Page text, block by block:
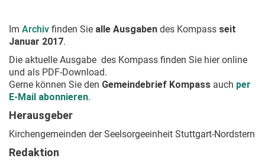
Im Archiv finden Sie alle Ausgaben des Kompass seit
Januar 2017.
Die aktuelle Ausgabe des Kompass finden Sie hier online
und als PDF-Download.
Gerne können Sie den Gemeindebrief Kompass auch per
E-Mail abonnieren.
Herausgeber
Kirchengemeinden der Seelsorgeeinheit Stuttgart-Nordstern
Redaktion